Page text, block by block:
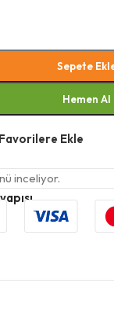
Sepete
Hemen Al
Favorilere Ekle
inceliyor.